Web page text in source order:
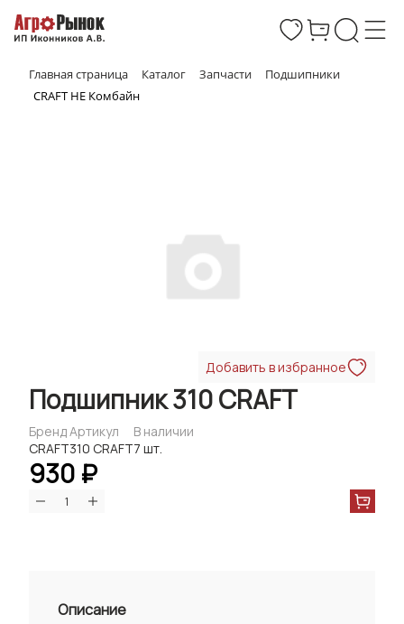
Главная страница Каталог Запчасти
Подшипники
CRAFT НЕ Комбайн
Добавить в избранное
Подшипник 310 CRAFT
Бренд
CRAFT
Артикул
310 CRAFT
В наличии
7 шт.
930 ₽
Описание